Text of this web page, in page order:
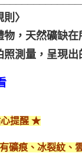
〉
物，天然礦缺
測量，呈現
提醒 ★
礦痕、冰裂紋、